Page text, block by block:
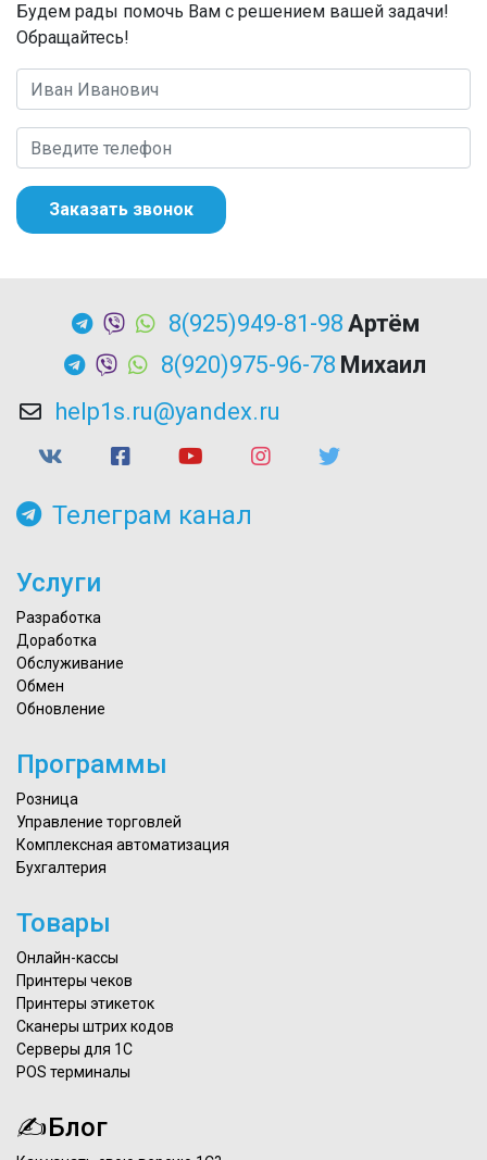
Будем рады помочь Вам с решением вашей задачи!
Обращайтесь!
Заказать звонок
8(925)949-81-98 Артём
8(920)975-96-78 Михаил
help1s.ru@yandex.ru
Телеграм канал
Услуги
Разработка
Доработка
Обслуживание
Обмен
Обновление
Программы
Розница
Управление торговлей
Комплексная автоматизация
Бухгалтерия
Товары
Онлайн-кассы
Принтеры чеков
Принтеры этикеток
Сканеры штрих кодов
Серверы для 1С
POS терминалы
✍Блог